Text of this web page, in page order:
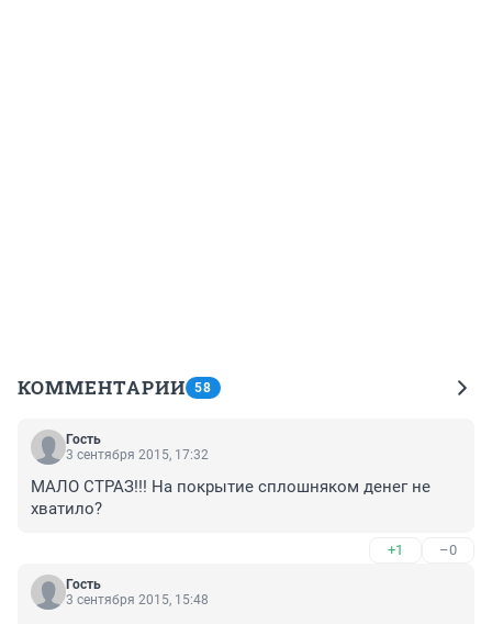
КОММЕНТАРИИ 58
Гость
3 сентября 2015, 17:32
МАЛО СТРАЗ!!! На покрытие сплошняком денег не
хватило?
+1 –0
Гость
3 сентября 2015, 15:48